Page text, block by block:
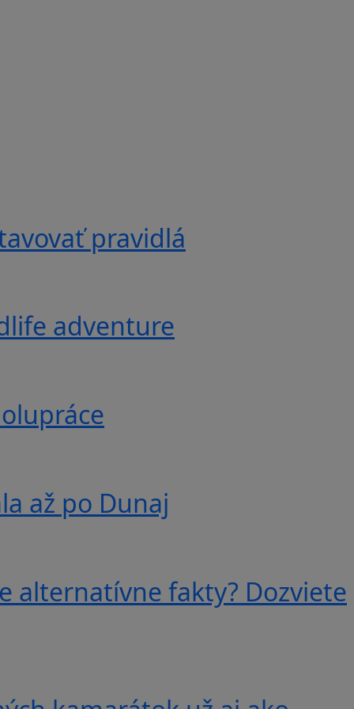
pravidlá
adventure
až po Dunaj
alternatívne fakty? Dozviete